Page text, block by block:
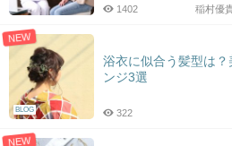
稲村優
1402
NEW
BLOG
浴衣に似合う髪型は
ンジ3選
322
NEW